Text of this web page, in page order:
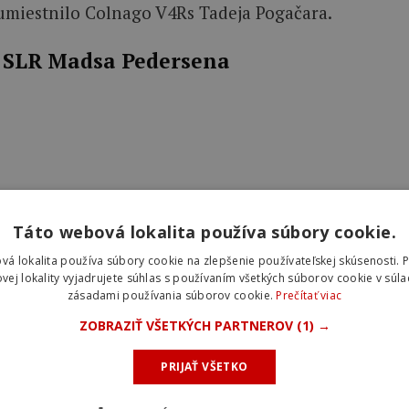
Colnago V4Rs Tadeja Pogačara.
Madsa Pedersena
+
je dostupný aj pre verejnosť cez Project
by ste museli zaplatiť necelých 20-tisíc eur,
Táto webová lokalita používa súbory cookie.
lokalita používa súbory cookie na zlepšenie používateľskej skúsenosti.
lokality vyjadrujete súhlas s používaním všetkých súborov cookie v
zásadami používania súborov cookie.Prečítať viac
ZOBRAZIŤ VŠETKÝCH PARTNEROV (1) →
PRIJAŤ VŠETKO